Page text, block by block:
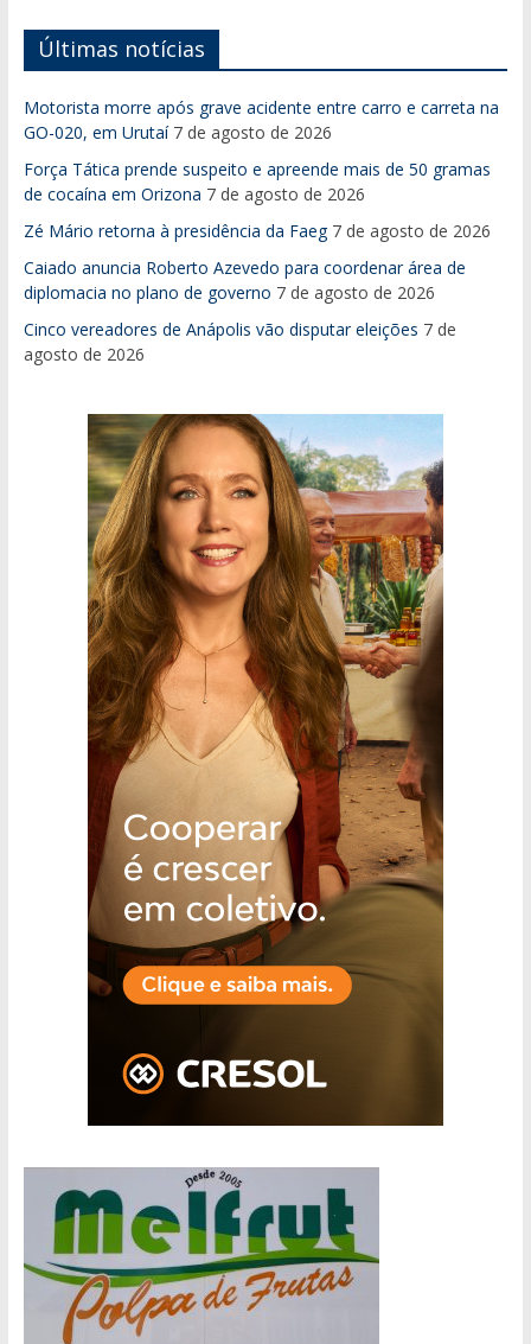
Últimas notícias
Motorista morre após grave acidente entre carro e carreta na
GO-020, em Urutaí 7 de agosto de 2026
Força Tática prende suspeito e apreende mais de 50 gramas
de cocaína em Orizona 7 de agosto de 2026
Zé Mário retorna à presidência da Faeg 7 de agosto de 2026
Caiado anuncia Roberto Azevedo para coordenar área de
diplomacia no plano de governo 7 de agosto de 2026
Cinco vereadores de Anápolis vão disputar eleições 7 de
agosto de 2026